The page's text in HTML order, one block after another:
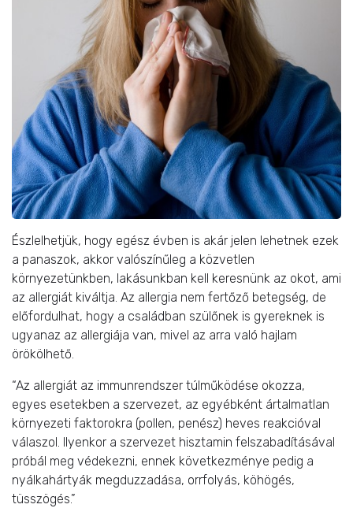
Észlelhetjük, hogy egész évben is akár jelen lehetnek ezek
a panaszok, akkor valószínűleg a közvetlen
környezetünkben, lakásunkban kell keresnünk az okot, ami
az allergiát kiváltja. Az allergia nem fertőző betegség, de
előfordulhat, hogy a családban szülőnek is gyereknek is
ugyanaz az allergiája van, mivel az arra való hajlam
örökölhető.
“Az allergiát az immunrendszer túlműködése okozza,
egyes esetekben a szervezet, az egyébként ártalmatlan
környezeti faktorokra (pollen, penész) heves reakcióval
válaszol. Ilyenkor a szervezet hisztamin felszabadításával
próbál meg védekezni, ennek következménye pedig a
nyálkahártyák megduzzadása, orrfolyás, köhögés,
tüsszögés.”